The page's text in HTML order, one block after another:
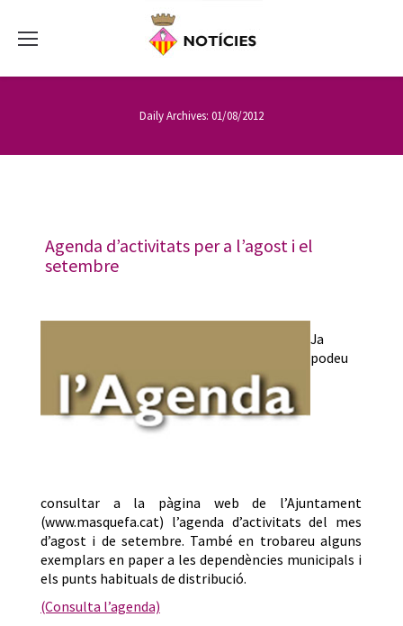
Daily Archives: 01/08/2012
Agenda d’activitats per a l’agost i el
setembre
Ja
podeu
consultar a la pàgina web de l’Ajuntament
(www.masquefa.cat) l’agenda d’activitats del mes
d’agost i de setembre. També en trobareu alguns
exemplars en paper a les dependències municipals i
els punts habituals de distribució.
(Consulta l’agenda)